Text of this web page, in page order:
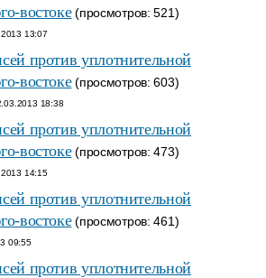
востоке(просмотров: 521)
13:07
против уплотнительной
востоке(просмотров: 603)
18:38
против уплотнительной
востоке(просмотров: 473)
14:15
против уплотнительной
востоке(просмотров: 461)
09:55
против уплотнительной